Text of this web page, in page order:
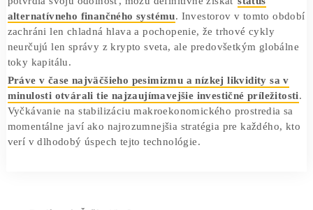
Scenáre pre najbližšie obdobie zahŕňajú dva hlavné
krátkodobom horizonte musíme počítať s vysokou
ktorú budú živiť titulky o vojne a pohyby cien ropy. Ak
dôjde k stabilizácii geopolitického napätia, existuje silný
potenciál na odraz. Fundamenty ako inštitucionálna
nedôvera v tradičný finančný systém zostávajú
Tento moment definuje úlohu digitálnych aktív vo
finančnom systéme na ďalšie roky. Ukazuje to ich